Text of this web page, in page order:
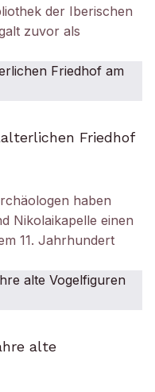
der Iberischen
zuvor als
Friedhof
haben
Nikolaikapelle einen
11. Jahrhundert
alte